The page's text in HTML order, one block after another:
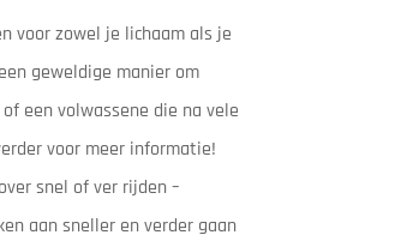
voor zowel je lichaam als je
geweldige manier om
een volwassene die na vele
voor meer informatie!
snel of ver rijden –
aan sneller en verder gaan